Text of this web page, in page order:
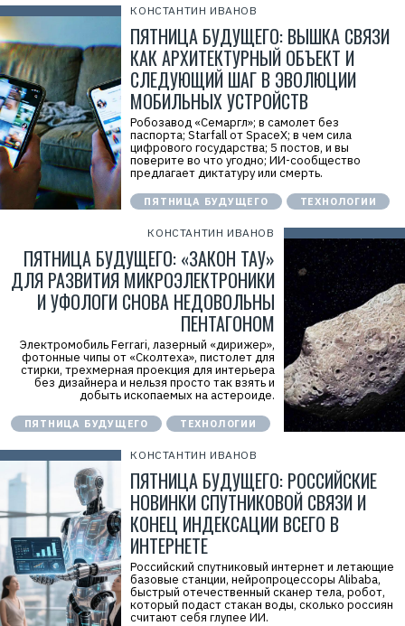
КОНСТАНТИН ИВАНОВ
ПЯТНИЦА БУДУЩЕГО: ВЫШКА СВЯЗИ
КАК АРХИТЕКТУРНЫЙ ОБЪЕКТ И
СЛЕДУЮЩИЙ ШАГ В ЭВОЛЮЦИИ
МОБИЛЬНЫХ УСТРОЙСТВ
Робозавод «Семаргл»; в самолет без
паспорта; Starfall от SpaceX; в чем сила
цифрового государства; 5 постов, и вы
поверите во что угодно; ИИ-сообщество
предлагает диктатуру или смерть.
ПЯТНИЦА БУДУЩЕГО ТЕХНОЛОГИИ
КОНСТАНТИН ИВАНОВ
ПЯТНИЦА БУДУЩЕГО: «ЗАКОН ТАУ»
ДЛЯ РАЗВИТИЯ МИКРОЭЛЕКТРОНИКИ
И УФОЛОГИ СНОВА НЕДОВОЛЬНЫ
ПЕНТАГОНОМ
Электромобиль Ferrari, лазерный «дирижер»,
фотонные чипы от «Сколтеха», пистолет для
стирки, трехмерная проекция для интерьера
без дизайнера и нельзя просто так взять и
добыть ископаемых на астероиде.
ПЯТНИЦА БУДУЩЕГО ТЕХНОЛОГИИ
КОНСТАНТИН ИВАНОВ
ПЯТНИЦА БУДУЩЕГО: РОССИЙСКИЕ
НОВИНКИ СПУТНИКОВОЙ СВЯЗИ И
КОНЕЦ ИНДЕКСАЦИИ ВСЕГО В
ИНТЕРНЕТЕ
Российский спутниковый интернет и летающие
базовые станции, нейропроцессоры Alibaba,
быстрый отечественный сканер тела, робот,
который подаст стакан воды, сколько россиян
считают себя глупее ИИ.